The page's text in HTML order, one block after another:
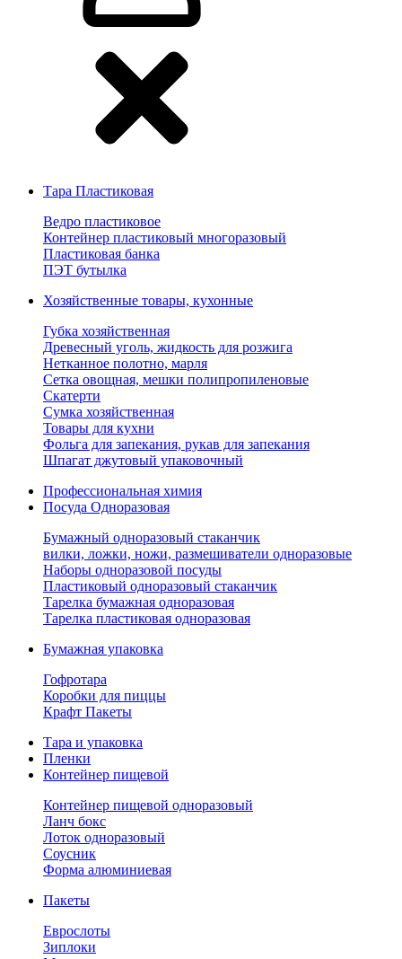
Тара Пластиковая
Ведро пластиковое
Контейнер пластиковый многоразовый
Пластиковая банка
ПЭТ бутылка
Хозяйственные товары, кухонные
Губка хозяйственная
Древесный уголь, жидкость для розжига
Нетканное полотно, марля
Сетка овощная, мешки полипропиленовые
Скатерти
Сумка хозяйственная
Товары для кухни
Фольга для запекания, рукав для запекания
Шпагат джутовый упаковочный
Профессиональная химия
Посуда Одноразовая
Бумажный одноразовый стаканчик
вилки, ложки, ножи, размешиватели одноразовые
Наборы одноразовой посуды
Пластиковый одноразовый стаканчик
Тарелка бумажная одноразовая
Тарелка пластиковая одноразовая
Бумажная упаковка
Гофротара
Коробки для пиццы
Крафт Пакеты
Тара и упаковка
Пленки
Контейнер пищевой
Контейнер пищевой одноразовый
Ланч бокс
Лоток одноразовый
Соусник
Форма алюминиевая
Пакеты
Еврослоты
Зиплоки